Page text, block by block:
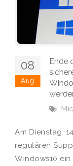
08
Aug
Ende
Am Dienstag,
regulären
Windows10